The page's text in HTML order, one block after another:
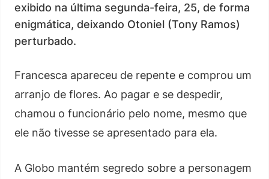
exibido na última segunda-feira, 25, de forma
enigmática, deixando Otoniel (Tony Ramos)
perturbado.
Francesca apareceu de repente e comprou um
arranjo de flores. Ao pagar e se despedir,
chamou o funcionário pelo nome, mesmo que
ele não tivesse se apresentado para ela.
A Globo mantém segredo sobre a personagem